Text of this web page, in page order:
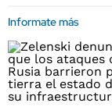
Informate más